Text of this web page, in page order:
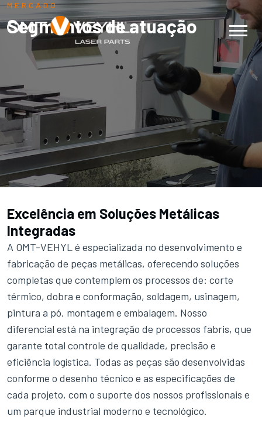
MERCADO
Segmentosde atuação
Excelência em Soluções Metálicas
Integradas
A OMT-VEHYL é especializada no desenvolvimento e
fabricação de peças metálicas, oferecendo soluções
completas que contemplem os processos de: corte
térmico, dobra e conformação, soldagem, usinagem,
pintura a pó, montagem e embalagem. Nosso
diferencial está na integração de processos fabris, que
garante total controle de qualidade, precisão e
eficiência logística. Todas as peças são desenvolvidas
conforme o desenho técnico e as especificações de
cada projeto, com o suporte dos nossos profissionais e
um parque industrial moderno e tecnológico.